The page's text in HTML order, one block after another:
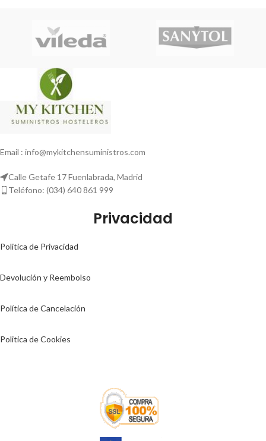
Email : info@mykitchensuministros.com
Calle Getafe 17 Fuenlabrada, Madrid
Teléfono: (034) 640 861 999
Privacidad
Politica de Privacidad
Devolución y Reembolso
Política de Cancelación
Politica de Cookies